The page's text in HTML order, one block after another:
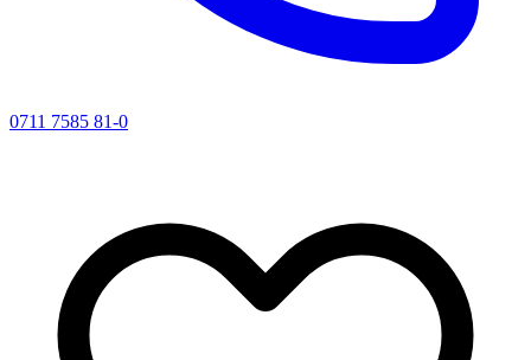
0711 7585 81-0